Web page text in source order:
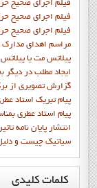
فيلم اجراي صحيح
فيلم اجراي صحيح
فيلم اجراي صحيح
مراسم اهدای مدارک
پیلاتس مت یا پیلاتس
ايجاد مطلب در ديگر
گزارش تصويري از
پيام تبريک استاد
پيام استاد عطري
انتشار پايان نامه
سیاتیک چیست و
کلماتکلیدی